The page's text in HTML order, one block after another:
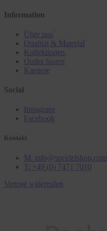
Information
Über uns
Qualität & Material
Kollektionen
Outlet Stores
Karriere
Social
Instagram
Facebook
Kontakt
M: info@speidelshop.com
T: +49 (0) 7471 7010
Vertrag widerrufen